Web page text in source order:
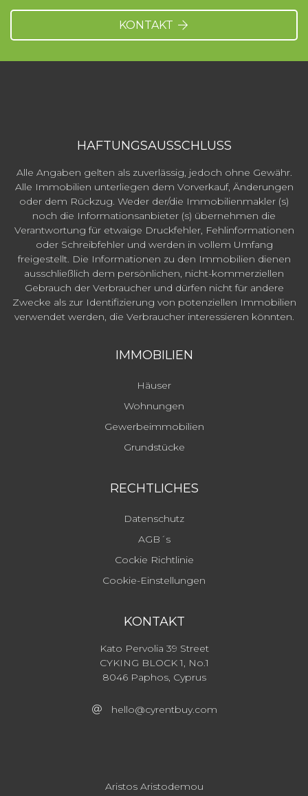
KONTAKT
HAFTUNGSAUSSCHLUSS
Alle Angaben gelten als zuverlässig, jedoch ohne Gewähr.
Alle Immobilien unterliegen dem Vorverkauf, Änderungen
oder dem Rückzug. Weder der/die Immobilienmakler (s)
noch die Informationsanbieter (s) übernehmen die
Verantwortung für etwaige Druckfehler, Fehlinformationen
oder Schreibfehler und werden in vollem Umfang
freigestellt. Die Informationen zu den Immobilien dienen
ausschließlich dem persönlichen, nicht-kommerziellen
Gebrauch der Verbraucher und dürfen nicht für andere
Zwecke als zur Identifizierung von potenziellen Immobilien
verwendet werden, die Verbraucher interessieren könnten.
IMMOBILIEN
Häuser
Wohnungen
Gewerbeimmobilien
Grundstücke
RECHTLICHES
Datenschutz
AGB´s
Cockie Richtlinie
Cookie-Einstellungen
KONTAKT
Kato Pervolia 39 Street
CYKING BLOCK 1, No.1
8046 Paphos, Cyprus
hello@cyrentbuy.com
Aristos Aristodemou